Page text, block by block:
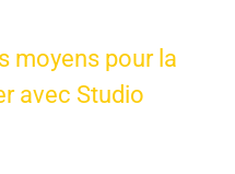
moyens pour la
avec Studio